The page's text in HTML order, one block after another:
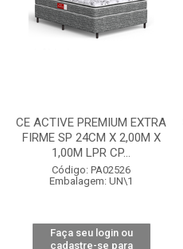
CE ACTIVE PREMIUM EXTRA
FIRME SP 24CM X 2,00M X
1,00M LPR CP...
Código: PA02526
Embalagem: UN\1
Faça seu login ou
cadastre-se para